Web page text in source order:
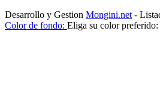
Desarrollo y Gestion Mongini.net -
Color de fondo: Eliga su color preferido: